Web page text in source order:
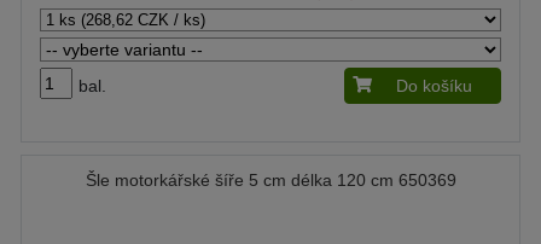
bal. Do košíku
Šle motorkářské šíře 5 cm délka 120 cm 650369